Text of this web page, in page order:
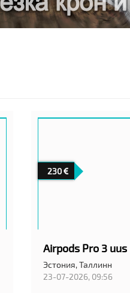
230
Airpods Pro 3 uus
Эстония,Таллинн
23-07-2026, 09:56